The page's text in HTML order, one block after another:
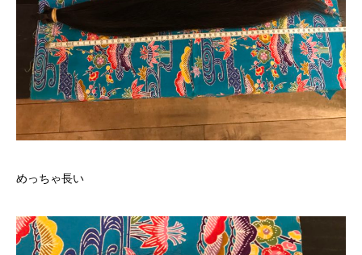
めっちゃ長い